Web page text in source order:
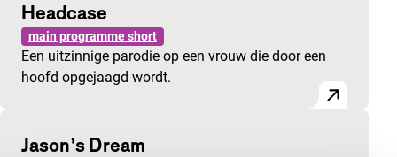
Headcase
main programme short
Een uitzinnige parodie op een vrouw die door een
hoofd opgejaagd wordt.
Jason’s Dream